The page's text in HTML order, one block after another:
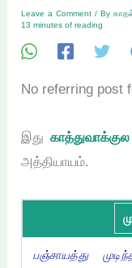
Leave a Comment / By
13 minutes of reading
No referring post
இது
அத்தியாயம்.
பஞ்சாயத்து